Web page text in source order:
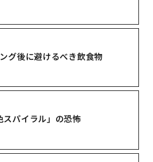
グ後に避けるべき飲食物
パイラル」の恐怖